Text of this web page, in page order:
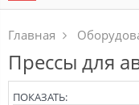
Главная
Прессы для
ПОКАЗАТЬ: